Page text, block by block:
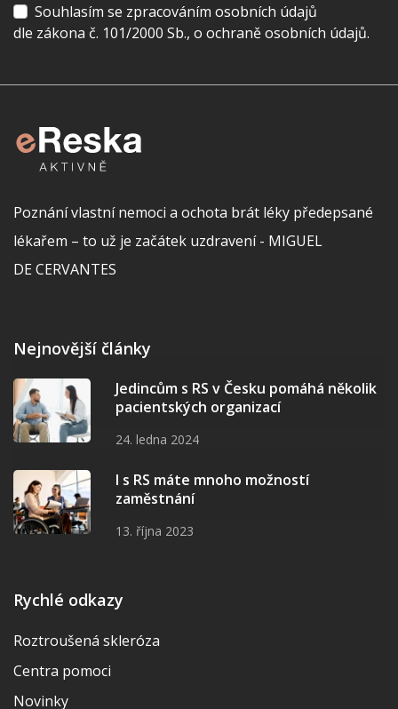
Souhlasím se zpracováním osobních údajů
dle zákona č. 101/2000 Sb., o ochraně osobních údajů.
Poznání vlastní nemoci a ochota brát léky předepsané
lékařem – to už je začátek uzdravení - MIGUEL
DE CERVANTES
Nejnovější články
Jedincům s RS v Česku pomáhá několik
pacientských organizací
24. ledna 2024
I s RS máte mnoho možností
zaměstnání
13. října 2023
Rychlé odkazy
Roztroušená skleróza
Centra pomoci
Novinky